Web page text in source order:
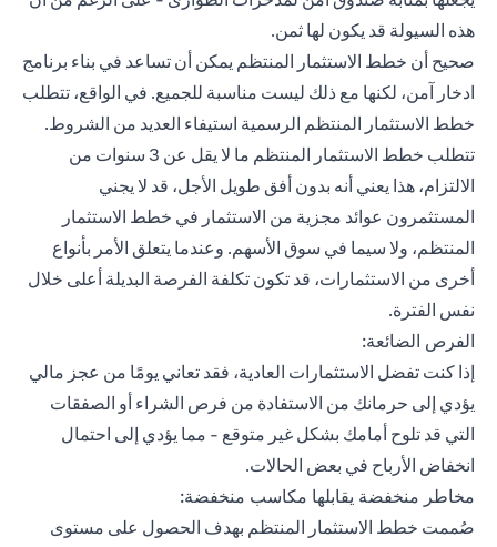
هذه السيولة قد يكون لها ثمن.
صحيح أن خطط الاستثمار المنتظم يمكن أن تساعد في بناء برنامج
ادخار آمن، لكنها مع ذلك ليست مناسبة للجميع. في الواقع، تتطلب
خطط الاستثمار المنتظم الرسمية استيفاء العديد من الشروط.
تتطلب خطط الاستثمار المنتظم ما لا يقل عن 3 سنوات من
الالتزام، هذا يعني أنه بدون أفق طويل الأجل، قد لا يجني
المستثمرون عوائد مجزية من الاستثمار في خطط الاستثمار
المنتظم، ولا سيما في سوق الأسهم. وعندما يتعلق الأمر بأنواع
أخرى من الاستثمارات، قد تكون تكلفة الفرصة البديلة أعلى خلال
نفس الفترة.
الفرص الضائعة:
إذا كنت تفضل الاستثمارات العادية، فقد تعاني يومًا من عجز مالي
يؤدي إلى حرمانك من الاستفادة من فرص الشراء أو الصفقات
التي قد تلوح أمامك بشكل غير متوقع - مما يؤدي إلى احتمال
انخفاض الأرباح في بعض الحالات.
مخاطر منخفضة يقابلها مكاسب منخفضة:
صُممت خطط الاستثمار المنتظم بهدف الحصول على مستوى